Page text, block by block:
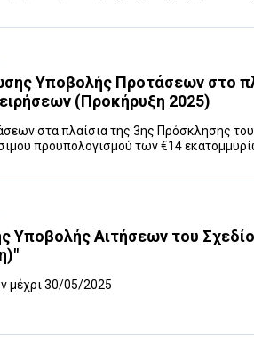
Υποβολής Προτάσεων στο
(Προκήρυξη 2025)
στα πλαίσια της 3ης Πρόσκλησης
προϋπολογισμού των €14
Υποβολής Αιτήσεων του
μέχρι 30/05/2025